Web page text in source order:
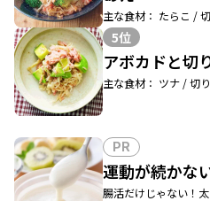
主な食材： たらこ /
5位
アボカドと切
主な食材： ツナ / 切
PR
運動が続かな
腸活だけじゃない！